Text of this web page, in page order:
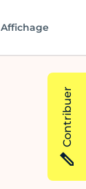
Affichage
Contribuer